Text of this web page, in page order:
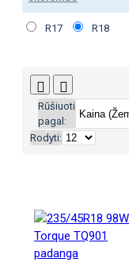
R17 R18
Rūšiuoti
pagal:
Rodyti: